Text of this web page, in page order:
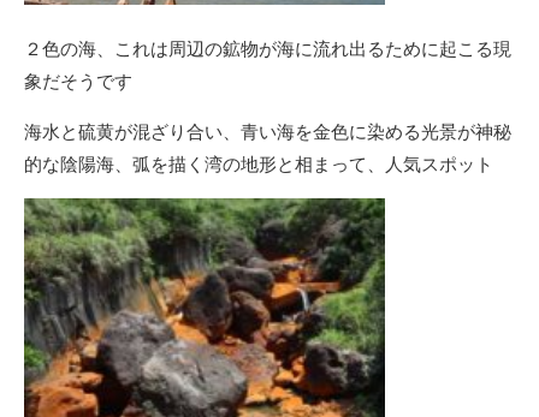
２色の海、これは周辺の鉱物が海に流れ出るために起こる現
象だそうです
海水と硫黄が混ざり合い、青い海を金色に染める光景が神秘
的な陰陽海、弧を描く湾の地形と相まって、人気スポット